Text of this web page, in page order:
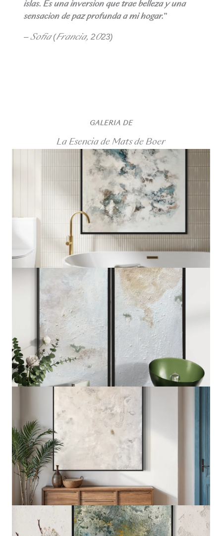
islas. Es una inversión que trae belleza y una
sensación de paz profunda a mi hogar.”
–Sofía (Francia, 2023)
GALERIA DE
La Esencia de Mats de Boer